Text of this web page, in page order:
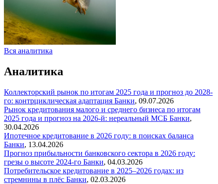
Вся аналитика
Аналитика
Коллекторский рынок по итогам 2025 года и прогноз до 2028-
го: контрциклическая адаптация Банки, 09.07.2026
Рынок кредитования малого и среднего бизнеса по итогам
2025 года и прогноз на 2026-й: нереальный МСБ Банки,
30.04.2026
Ипотечное кредитование в 2026 году: в поисках баланса
Банки, 13.04.2026
Прогноз прибыльности банковского сектора в 2026 году:
грезы о высоте 2024-го Банки, 04.03.2026
Потребительское кредитование в 2025–2026 годах: из
стремнины в плёс Банки, 02.03.2026